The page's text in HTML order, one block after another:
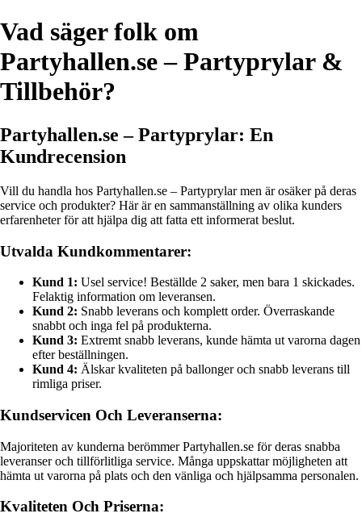
Vad säger folk om
Partyhallen.se – Partyprylar &
Tillbehör?
Partyhallen.se – Partyprylar: En
Kundrecension
Vill du handla hos Partyhallen.se – Partyprylar men är osäker på deras
service och produkter? Här är en sammanställning av olika kunders
erfarenheter för att hjälpa dig att fatta ett informerat beslut.
Utvalda Kundkommentarer:
Kund 1: Usel service! Beställde 2 saker, men bara 1 skickades.
Felaktig information om leveransen.
Kund 2: Snabb leverans och komplett order. Överraskande
snabbt och inga fel på produkterna.
Kund 3: Extremt snabb leverans, kunde hämta ut varorna dagen
efter beställningen.
Kund 4: Älskar kvaliteten på ballonger och snabb leverans till
rimliga priser.
Kundservicen Och Leveranserna:
Majoriteten av kunderna berömmer Partyhallen.se för deras snabba
leveranser och tillförlitliga service. Många uppskattar möjligheten att
hämta ut varorna på plats och den vänliga och hjälpsamma personalen.
Kvaliteten Och Priserna: